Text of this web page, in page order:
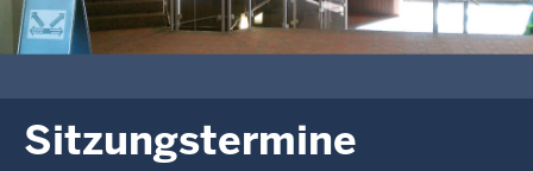
Sitzungstermine